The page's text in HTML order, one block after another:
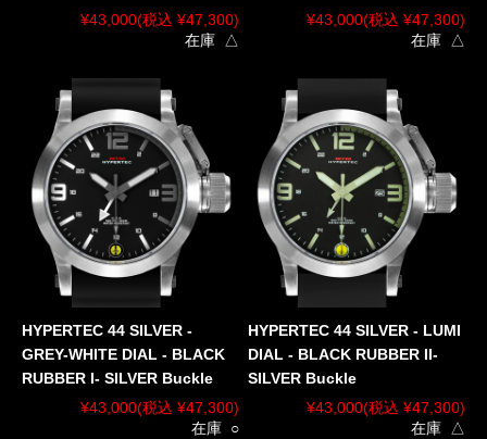
¥43,000(税込 ¥47,300)
在庫 △
¥43,000(税込 ¥47,300)
在庫 △
HYPERTEC 44 SILVER -
GREY-WHITE DIAL - BLACK
RUBBER I- SILVER Buckle
¥43,000(税込 ¥47,300)
在庫 ○
HYPERTEC 44 SILVER - LUMI
DIAL - BLACK RUBBER II-
SILVER Buckle
¥43,000(税込 ¥47,300)
在庫 △